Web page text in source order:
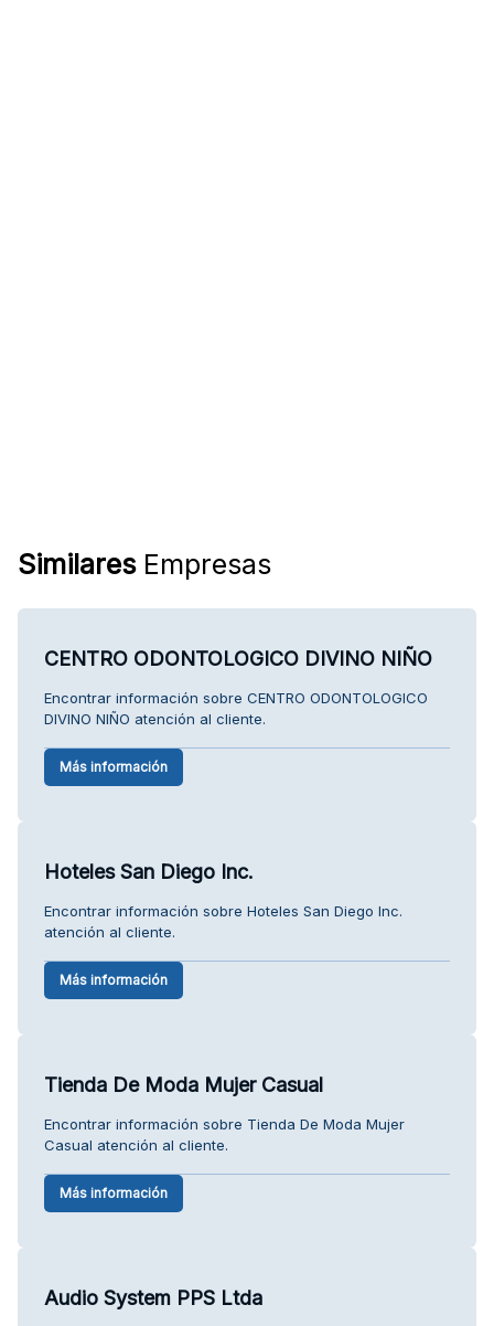
SimilaresEmpresas
CENTRO ODONTOLOGICO DIVINO NIÑO
Encontrar información sobre CENTRO ODONTOLOGICO
DIVINO NIÑO atención al cliente.
Más información
Hoteles San Diego Inc.
Encontrar información sobre Hoteles San Diego Inc.
atención al cliente.
Más información
Tienda De Moda Mujer Casual
Encontrar información sobre Tienda De Moda Mujer
Casual atención al cliente.
Más información
Audio System PPS Ltda